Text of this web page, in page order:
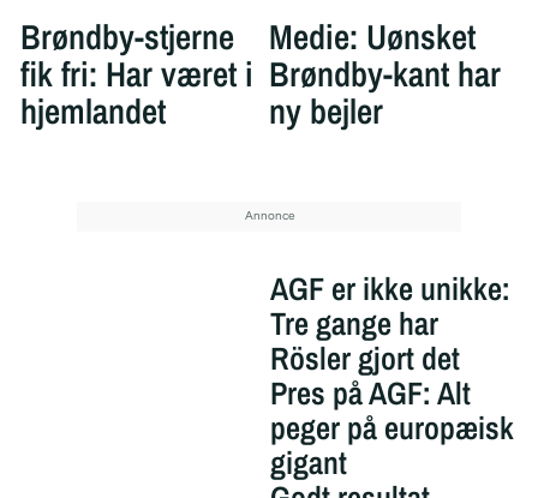
Brøndby-stjerne
fik fri: Har været i
hjemlandet
Medie: Uønsket
Brøndby-kant har
ny bejler
AGF er ikke unikke:
Tre gange har
Rösler gjort det
Pres på AGF: Alt
peger på europæisk
gigant